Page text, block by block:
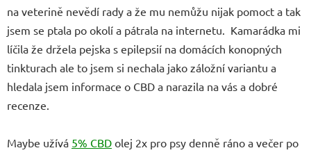
na veterině nevědí rady a že mu nemůžu nijak pomoct a tak
jsem se ptala po okolí a pátrala na internetu. Kamarádka mi
líčila že držela pejska s epilepsií na domácích konopných
tinkturach ale to jsem si nechala jako záložní variantu a
hledala jsem informace o CBD a narazila na vás a dobré
recenze.
Maybe užívá 5% CBD olej 2x pro psy denně ráno a večer po